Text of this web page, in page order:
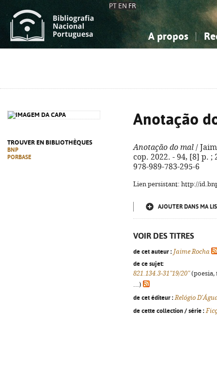
PT EN FR
A propos
TROUVER EN BIBLIOTHÈQUES
BNP
PORBASE
Anotação
Anotação do mal /
cop. 2022. - 94, [8] p. ;
978-989-783-295-6
Lien persistant: http://
AJOUTER DANS MA
VOIR DES TITRES
de cet auteur : Jaime Rocha
de ce sujet:
821.134.3-31"19/20"(poesia,
...)
de cet éditeur : Relógio
de cette collection / série :